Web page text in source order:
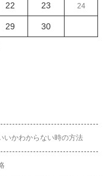
22 23 24
29 30
いかわからない時の方法